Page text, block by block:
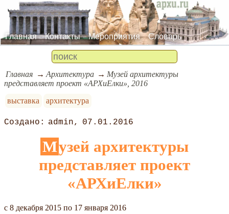
Главная Контакты Мероприятия Словарь
Главная Архитектура
Музей архитектуры
представляет проект «АРХиЕлки», 2016
выставка
архитектура
admin 07.01.2016
Музей архитектуры
представляет проект
«АРХиЕлки»
c 8 декабря 2015 по 17 января 2016